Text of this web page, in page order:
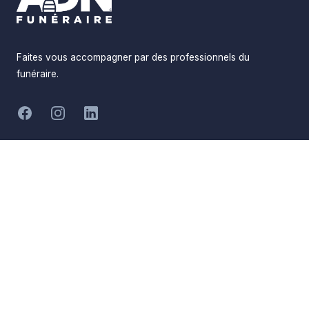
Informations
Faites vous accompagner par des professionnels du
funéraire.
FacebookInstagramLinkedIn